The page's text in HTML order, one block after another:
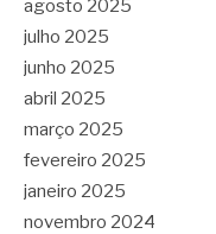
agosto 2025
julho 2025
junho 2025
abril 2025
março 2025
fevereiro 2025
janeiro 2025
novembro 2024